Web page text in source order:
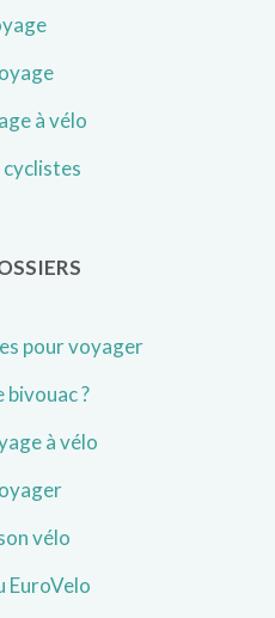
à vélo
cyclistes
pour voyager
?
à vélo
vélo
EuroVelo